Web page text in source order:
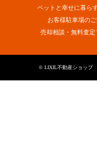
ペットと幸せに暮ら
お客様駐車場の
売却相談・無料査定
© LIXIL不動産ショップ